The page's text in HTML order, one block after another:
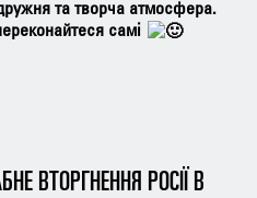
та творча атмосфера.
самі
ВТОРГНЕННЯ РОСІЇ В